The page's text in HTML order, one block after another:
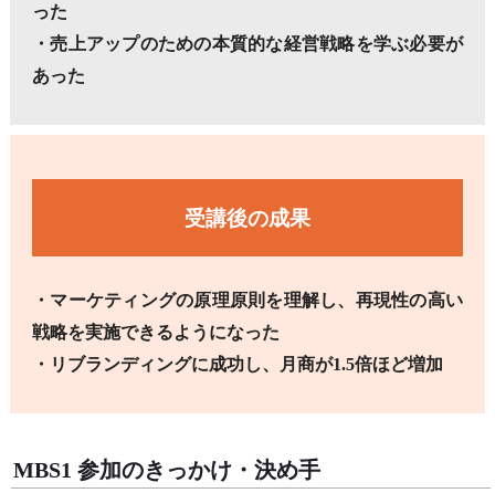
った
・売上アップのための本質的な経営戦略を学ぶ必要が
あった
受講後の成果
・マーケティングの原理原則を理解し、再現性の高い
戦略を実施できるようになった
・リブランディングに成功し、月商が1.5倍ほど増加
MBS1 参加のきっかけ・決め手